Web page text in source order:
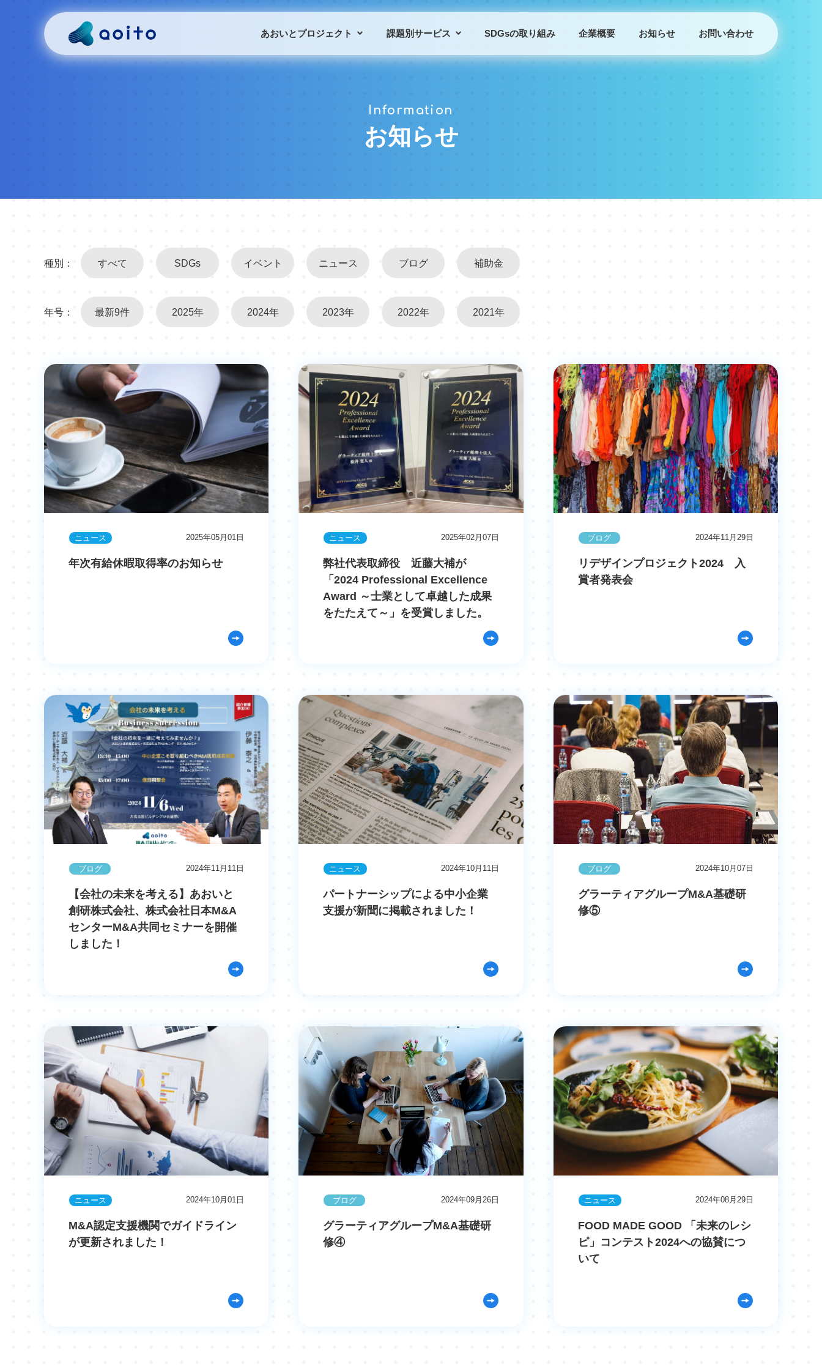
あおいとプロジェクト 課題別サービス
導入事例
SDGsの取り組み 企業概要 お知らせ お問い合わせ
Information
お知らせ
種別： すべて SDGs イベント ニュース ブログ 補助金
年号： 最新9件 2025年 2024年 2023年 2022年 2021年
ニュース 2025年05月01日
年次有給休暇取得率のお知らせ
ニュース 2025年02月07日
弊社代表取締役 近藤大補が
「2024 Professional Excellence
Award ～士業として卓越した成果
をたたえて～」を受賞しました。
ブログ 2024年11月29日
リデザインプロジェクト2024 入
賞者発表会
ブログ 2024年11月11日
【会社の未来を考える】あおいと
創研株式会社、株式会社日本M&A
センターM&A共同セミナーを開催
しました！
ニュース 2024年10月11日
パートナーシップによる中小企業
支援が新聞に掲載されました！
ブログ 2024年10月07日
グラーティアグループM&A基礎研
修⑤
ニュース 2024年10月01日
M&A認定支援機関でガイドライン
が更新されました！
ブログ 2024年09月26日
グラーティアグループM&A基礎研
修④
ニュース 2024年08月29日
FOOD MADE GOOD 「未来のレシ
ピ」コンテスト2024への協賛につ
いて